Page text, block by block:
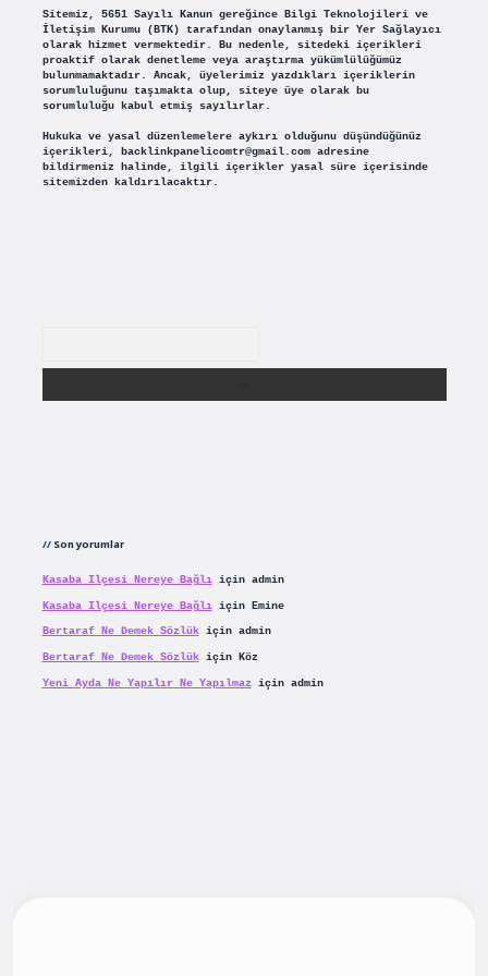
Sitemiz, 5651 Sayılı Kanun gereğince Bilgi Teknolojileri ve
İletişim Kurumu (BTK) tarafından onaylanmış bir Yer Sağlayıcı
olarak hizmet vermektedir. Bu nedenle, sitedeki içerikleri
proaktif olarak denetleme veya araştırma yükümlülüğümüz
bulunmamaktadır. Ancak, üyelerimiz yazdıkları içeriklerin
sorumluluğunu taşımakta olup, siteye üye olarak bu
sorumluluğu kabul etmiş sayılırlar.
Hukuka ve yasal düzenlemelere aykırı olduğunu düşündüğünüz
içerikleri, backlinkpanelicomtr@gmail.comadresine
bildirmeniz halinde, ilgili içerikler yasal süre içerisinde
sitemizden kaldırılacaktır.
Son yorumlar
Kasaba Ilçesi Nereye Bağlıiçin admin
Kasaba Ilçesi Nereye Bağlıiçin Emine
Bertaraf Ne Demek Sözlükiçin admin
Bertaraf Ne Demek Sözlükiçin Köz
Yeni Ayda Ne Yapılır Ne Yapılmaziçin admin